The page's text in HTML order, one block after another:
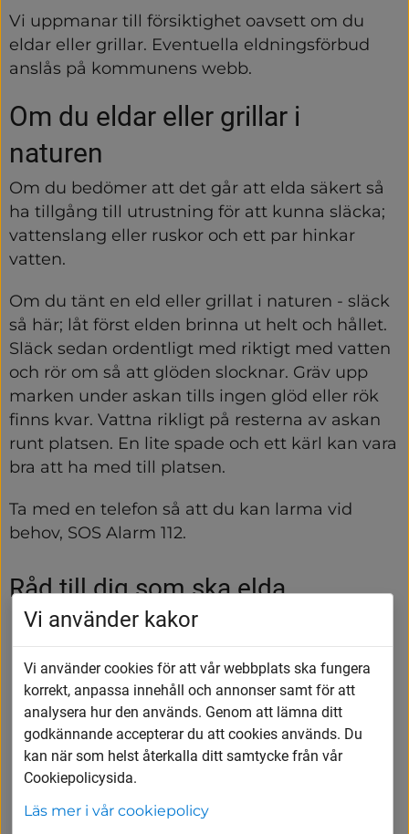
Vi uppmanar till försiktighet oavsett om du
eldar eller grillar. Eventuella eldningsförbud
anslås på kommunens webb.
Om du eldar eller grillar i
naturen
Om du bedömer att det går att elda säkert så
ha tillgång till utrustning för att kunna släcka;
vattenslang eller ruskor och ett par hinkar
vatten.
Om du tänt en eld eller grillat i naturen - släck
så här; låt först elden brinna ut helt och hållet.
Släck sedan ordentligt med riktigt med vatten
och rör om så att glöden slocknar. Gräv upp
marken under askan tills ingen glöd eller rök
finns kvar. Vattna rikligt på resterna av askan
runt platsen. En lite spade och ett kärl kan vara
bra att ha med till platsen.
Ta med en telefon så att du kan larma vid
behov, SOS Alarm 112.
Råd till dig som ska elda
Du som tänder en eld eller grill har ansvar
för att den blir släckt
Ha alltid uppsikt över elden
Undvik att elda eller grilla när det blåser
Du måste noga kontrollera att all glöd är
släckt innan du lämnar platsen
Tänk på att ha elden långt från byggnader
och brännbar vegetation för att undvika
Vi använder kakor
Vi använder cookies för att vår webbplats ska fungera
korrekt, anpassa innehåll och annonser samt för att
analysera hur den används. Genom att lämna ditt
godkännande accepterar du att cookies används. Du
kan när som helst återkalla ditt samtycke från vår
Cookiepolicysida.
Läs mer i vår cookiepolicy